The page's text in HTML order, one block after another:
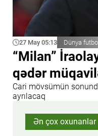
27 May 05:13 Dünya
“Milan”
qədər
Cari mövsümün
ayrılacaq
Ən çox oxunanlar